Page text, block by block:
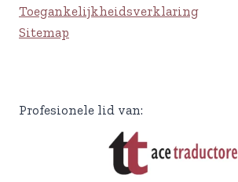
Toegankelijkheidsverklaring
Sitemap
Profesionele lid van: